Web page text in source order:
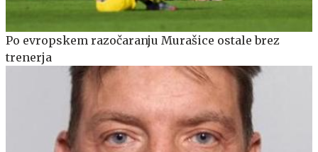
Po evropskem razočaranju Murašice ostale brez
trenerja